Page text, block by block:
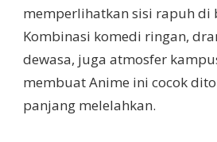
memperlihatkan sisi rapuh di
Kombinasi komedi ringan,
dewasa, juga atmosfer
membuat Anime ini cocok
panjang melelahkan.